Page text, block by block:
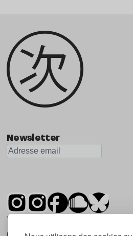
Newsletter
Tsugi est un mensuel